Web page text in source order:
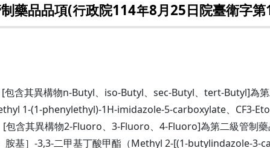
藥品品項(行政院114年8月25日院臺衛字
含其異構物n-Butyl、iso-Butyl、sec-Butyl、tert-Butyl]為第
1-(1-phenylethyl)-1H-imidazole-5-carboxylate、CF3-
含其異構物2-Fluoro、3-Fluoro、4-Fluoro]為第二級管制藥
胺基］-3,3-二甲基丁酸甲酯（Methyl 2-[(1-butylindazole-